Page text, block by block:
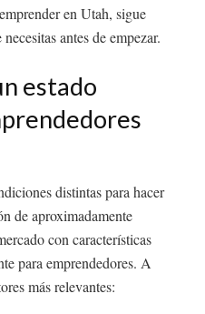
en Utah, sigue
antes de empezar.
estado
distintas para hacer
de aproximadamente
con características
para emprendedores. A
más relevantes: